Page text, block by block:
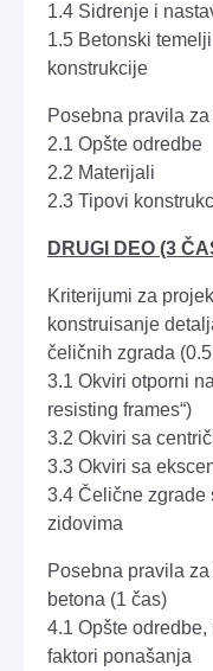
1.4 Sidrenje i
1.5 Betonski
konstrukcije
Posebna pravila
2.1 Opšte odredbe
2.2 Materijali
2.3 Tipovi
DRUGI DEO (3
Kriterijumi za
konstruisanje
čeličnih zgrada
3.1 Okviri otporni
resisting frames“)
3.2 Okviri sa
3.3 Okviri sa
3.4 Čelične zgrade
zidovima
Posebna pravila
betona (1 čas)
4.1 Opšte
faktori ponašanja